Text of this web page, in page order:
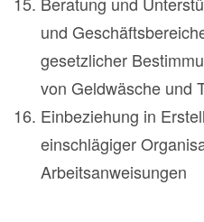
und
gesetzlicher
von Geldwäsche und
Einbeziehung in
einschlägiger
Arbeitsanweisungen